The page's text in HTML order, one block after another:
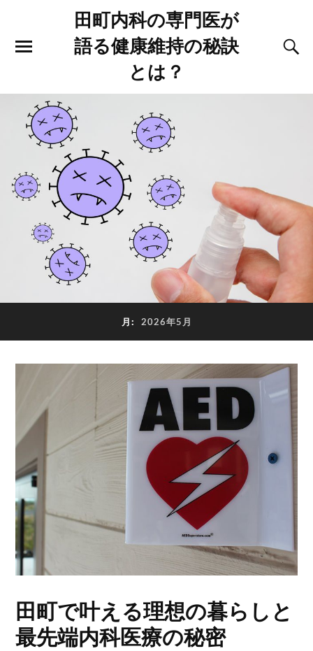
田町内科の専門医が
語る健康維持の秘訣
とは？
月: 2026年5月
田町で叶える理想の暮らしと
最先端内科医療の秘密